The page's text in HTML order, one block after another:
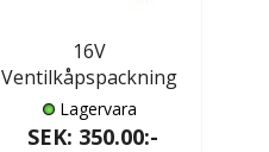
16V
Ventilkåpspackning
Lagervara
SEK: 350.00:-